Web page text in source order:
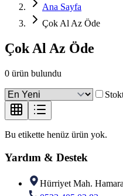
Ana Sayfa
Çok Al Az Öde
Çok Al Az Öde
0 ürün bulundu
Bu etikette henüz ürün yok.
Yardım & Destek
Hürriyet Mah.